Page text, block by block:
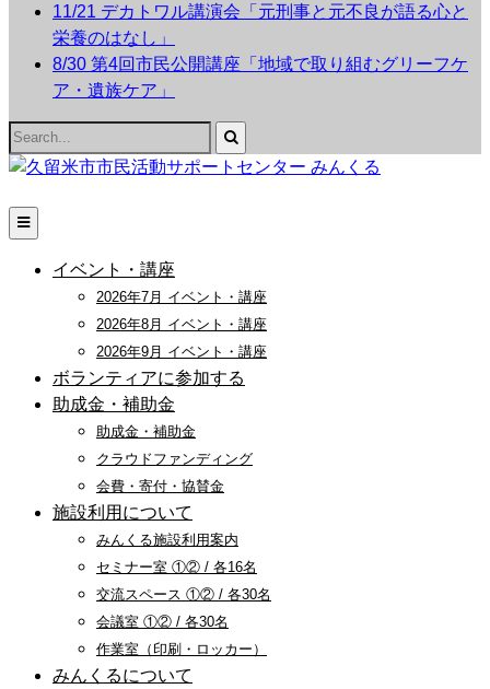
11/21 デカトワル講演会「元刑事と元不良が語る心と
栄養のはなし」
8/30 第4回市民公開講座「地域で取り組むグリーフケ
ア・遺族ケア」
Search
for:
イベント・講座
2026年7月 イベント・講座
2026年8月 イベント・講座
2026年9月 イベント・講座
ボランティアに参加する
助成金・補助金
助成金・補助金
クラウドファンディング
会費・寄付・協賛金
施設利用について
みんくる施設利用案内
セミナー室 ①② / 各16名
交流スペース ①② / 各30名
会議室 ①② / 各30名
作業室（印刷・ロッカー）
みんくるについて